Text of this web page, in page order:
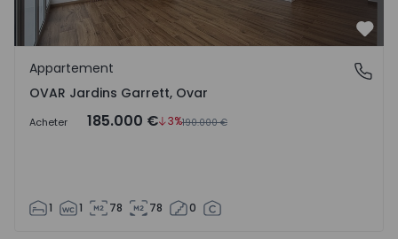
OVAR Jardins Garrett, Ovar
Appartement
OVAR Jardins Garrett, Ovar
Acheter 185.000 € 3%190.000 €
1 1 78 78 0